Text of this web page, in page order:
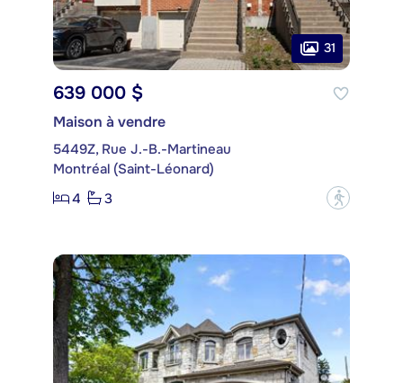
31
639 000 $
Maison à vendre
5449Z, Rue J.-B.-Martineau
Montréal (Saint-Léonard)
4
3 ?